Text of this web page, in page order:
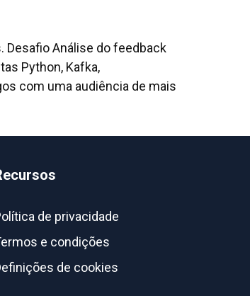
Análise do feedback
Python, Kafka,
com uma audiência de mais
de privacidade
e condições
de cookies